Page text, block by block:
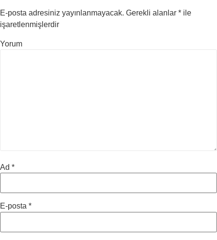
E-posta adresiniz yayınlanmayacak. Gerekli alanlar * ile
işaretlenmişlerdir
Yorum
Ad *
E-posta *